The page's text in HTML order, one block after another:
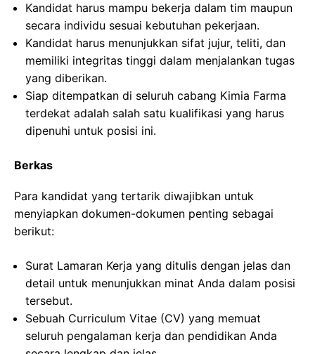
Kandidat harus mampu bekerja dalam tim maupun
secara individu sesuai kebutuhan pekerjaan.
Kandidat harus menunjukkan sifat jujur, teliti, dan
memiliki integritas tinggi dalam menjalankan tugas
yang diberikan.
Siap ditempatkan di seluruh cabang Kimia Farma
terdekat adalah salah satu kualifikasi yang harus
dipenuhi untuk posisi ini.
Berkas
Para kandidat yang tertarik diwajibkan untuk
menyiapkan dokumen-dokumen penting sebagai
berikut:
Surat Lamaran Kerja yang ditulis dengan jelas dan
detail untuk menunjukkan minat Anda dalam posisi
tersebut.
Sebuah Curriculum Vitae (CV) yang memuat
seluruh pengalaman kerja dan pendidikan Anda